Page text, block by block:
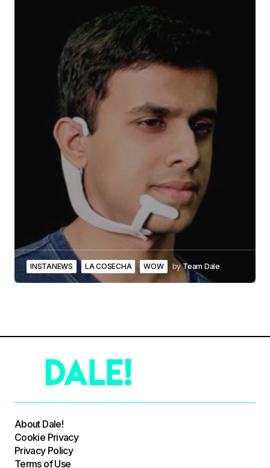
INSTANEWS LA COSECHA WOW byTeam Dale
About Dale!
Cookie Privacy
Privacy Policy
Terms of Use